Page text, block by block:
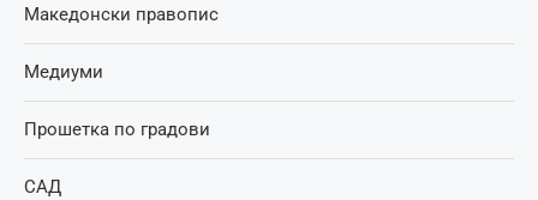
Македонски правопис
Медиуми
Прошетка по градови
САД